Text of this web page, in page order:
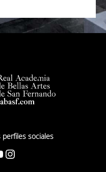
sociales
Instagram